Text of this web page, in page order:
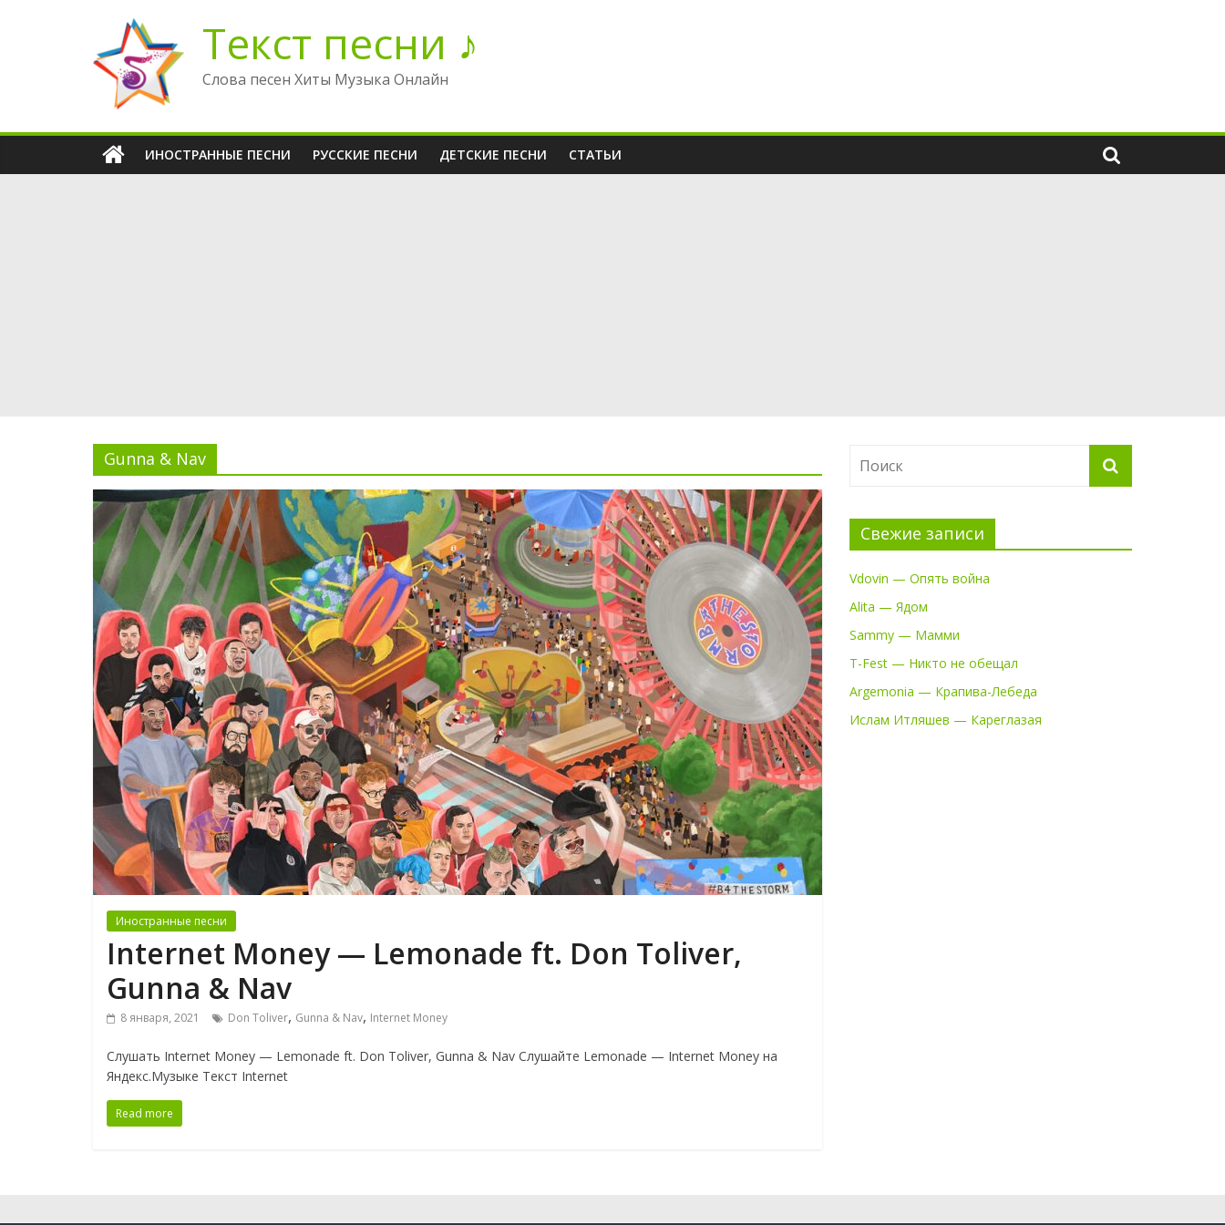
содержимому
Текст песни ♪
Слова песен Хиты Музыка Онлайн
ИНОСТРАННЫЕ ПЕСНИ РУССКИЕ ПЕСНИ ДЕТСКИЕ ПЕСНИ СТАТЬИ
Gunna & Nav
Иностранные песни
Internet Money — Lemonade ft. Don Toliver,
Gunna & Nav
8 января, 2021 Don Toliver, Gunna & Nav, Internet Money
Слушать Internet Money — Lemonade ft. Don Toliver, Gunna & Nav Слушайте Lemonade — Internet Money на
Яндекс.Музыке Текст Internet
Read more
Свежие записи
Vdovin — Опять война
Alita — Ядом
Sammy — Мамми
T-Fest — Никто не обещал
Argemonia — Крапива-Лебеда
Ислам Итляшев — Кареглазая